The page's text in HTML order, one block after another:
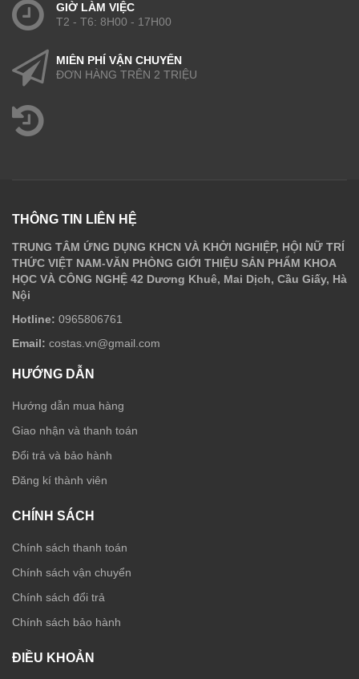
GIỜ LÀM VIỆC
T2 - T6: 8H00 - 17H00
MIỄN PHÍ VẬN CHUYỂN
ĐƠN HÀNG TRÊN 2 TRIỆU
THÔNG TIN LIÊN HỆ
TRUNG TÂM ỨNG DỤNG KHCN VÀ KHỞI NGHIỆP, HỘI NỮ TRÍ
THỨC VIỆT NAM-VĂN PHÒNG GIỚI THIỆU SẢN PHẨM KHOA
HỌC VÀ CÔNG NGHỆ 42 Dương Khuê, Mai Dịch, Cầu Giấy, Hà
Nội
Hotline: 0965806761
Email: costas.vn@gmail.com
HƯỚNG DẪN
Hướng dẫn mua hàng
Giao nhận và thanh toán
Đổi trả và bảo hành
Đăng kí thành viên
CHÍNH SÁCH
Chính sách thanh toán
Chính sách vận chuyển
Chính sách đổi trả
Chính sách bảo hành
ĐIỀU KHOẢN